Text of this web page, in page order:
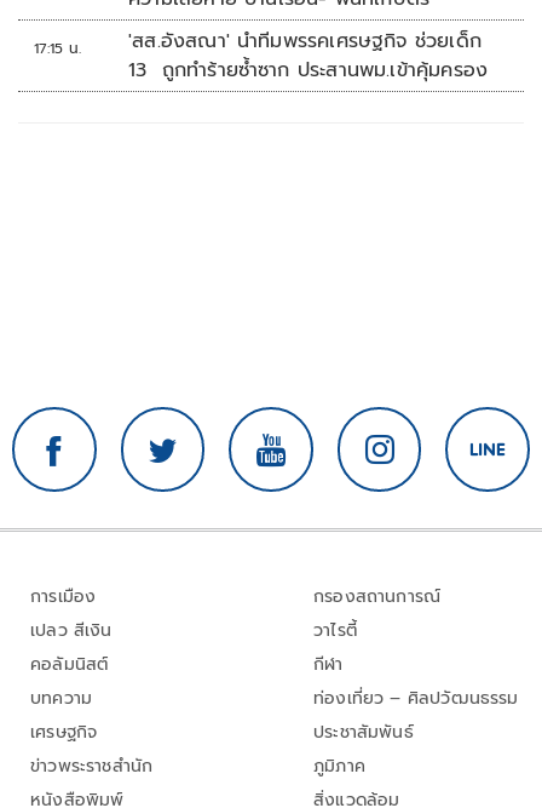
17:15 น.
'สส.อังสณา' นำทีมพรรคเศรษฐกิจ ช่วยเด็ก
13 ถูกทำร้ายซ้ำซาก ประสานพม.เข้าคุ้มครอง
การเมือง
เปลว สีเงิน
คอลัมนิสต์
บทความ
เศรษฐกิจ
ข่าวพระราชสำนัก
หนังสือพิมพ์
กรองสถานการณ์
วาไรตี้
กีฬา
ท่องเที่ยว – ศิลปวัฒนธรรม
ประชาสัมพันธ์
ภูมิภาค
สิ่งแวดล้อม